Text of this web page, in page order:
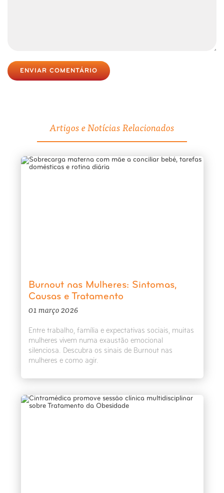
ENVIAR COMENTÁRIO
Artigos e Notícias Relacionados
Burnout nas Mulheres: Sintomas,
Causas e Tratamento
01 março 2026
Entre trabalho, família e expectativas sociais, muitas
mulheres vivem numa exaustão emocional
silenciosa. Descubra os sinais de Burnout nas
mulheres e como agir.